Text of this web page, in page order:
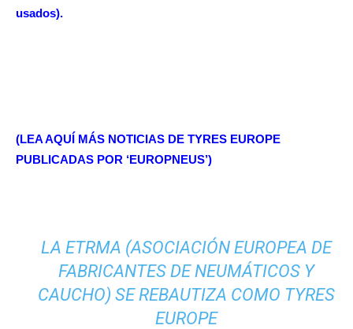
usados).
(LEA AQUÍ MÁS NOTICIAS DE TYRES EUROPE
PUBLICADAS POR ‘EUROPNEUS’)
LA ETRMA (ASOCIACIÓN EUROPEA DE
FABRICANTES DE NEUMÁTICOS Y
CAUCHO) SE REBAUTIZA COMO TYRES
EUROPE